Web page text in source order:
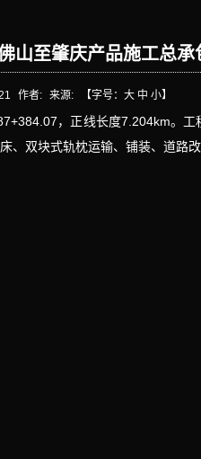
山至肇庆产品施工总承
作者: 来源: 【字号： 大 中 小】
，正线长度7.204km。
双块式轨枕运输、铺装、道路改